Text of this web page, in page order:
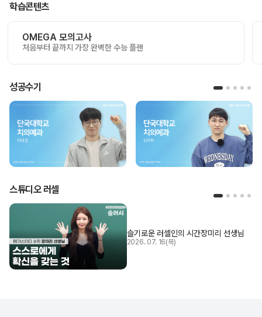
학습콘텐츠
OMEGA 모의고사
처음부터 끝까지 가장 완벽한 수능 플랜
성공수기
스튜디오 러셀
슬기로운 러셀인의 시간장미리 선생님
2026. 07. 16(목)